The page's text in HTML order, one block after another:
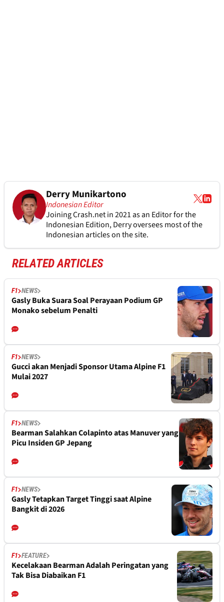
Derry Munikartono
Indonesian Editor
Joining Crash.net in 2021 as an Editor for the
Indonesian Edition, Derry oversees most of the
Indonesian articles on the site.
RELATED ARTICLES
F1 NEWS
Gasly Buka Suara Soal Perayaan Podium GP
Monako sebelum Penalti
F1 NEWS
Gucci akan Menjadi Sponsor Utama Alpine F1
Mulai 2027
F1 NEWS
Bearman Salahkan Colapinto atas Manuver yang
Picu Insiden GP Jepang
F1 NEWS
Gasly Tetapkan Target Tinggi saat Alpine
Bangkit di 2026
F1 FEATURE
Kecelakaan Bearman Adalah Peringatan yang
Tak Bisa Diabaikan F1